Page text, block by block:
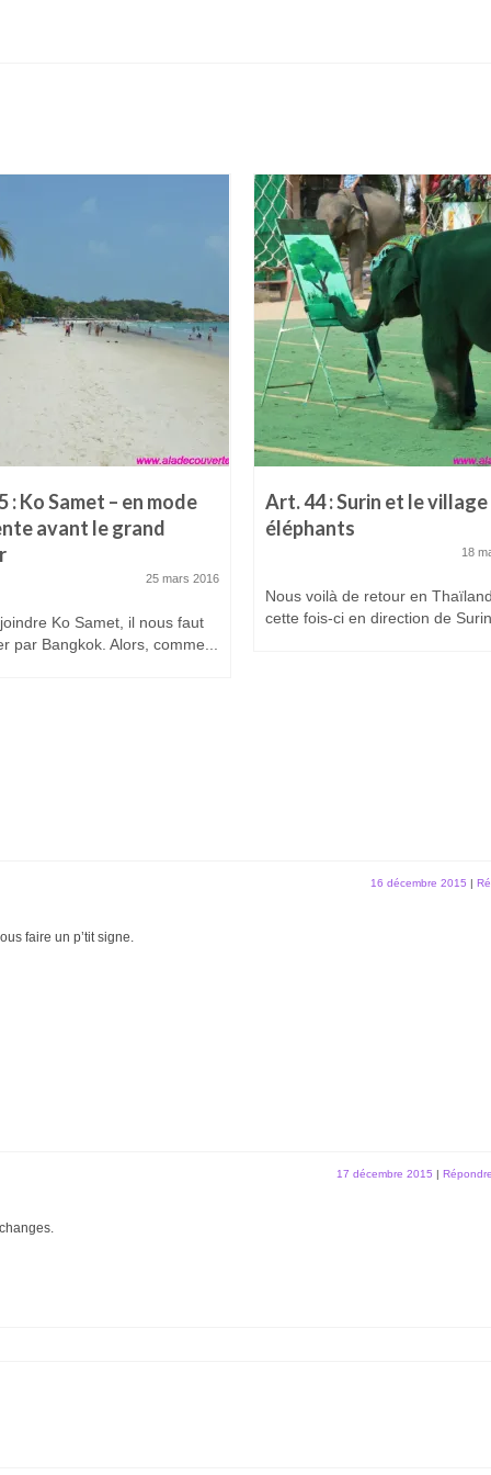
: Ko Samet – en mode
avant le grand
25 mars 2016
Ko Samet, il nous faut
par Bangkok. Alors, comme...
Art. 44 : Surin et le
éléphants
18
Nous voilà de retour en
cette fois-ci en direction de
16 décembre 2015 |
faire un p’tit signe.
17 décembre 2015 |